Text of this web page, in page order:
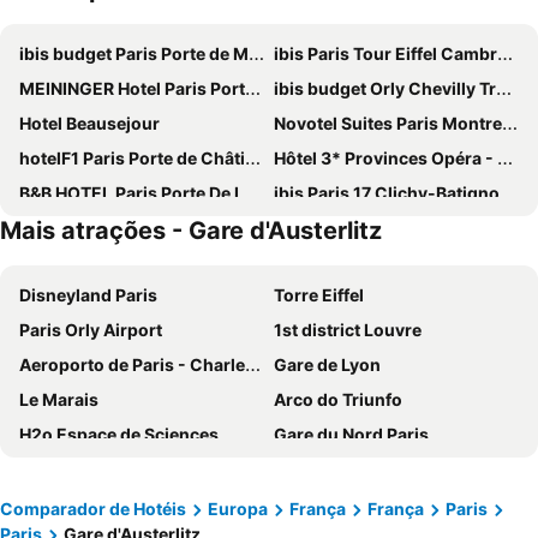
ibis budget Paris Porte de Montmartre
ibis Paris Tour Eiffel Cambronne 15ème
MEININGER Hotel Paris Porte De Vincennes
ibis budget Orly Chevilly Tram 7
Hotel Beausejour
Novotel Suites Paris Montreuil Vincennes
hotelF1 Paris Porte de Châtillon
Hôtel 3* Provinces Opéra - Vacances Bleues
B&B HOTEL Paris Porte De La Villette
ibis Paris 17 Clichy-Batignolles
ibis Budget Paris La Villette 19ème
Hôtel De Paris Opera
Novotel Paris Centre Tour Eiffel
Grand Hotel de Paris
Novotel Paris 17
Hôtel Rachel
Mercure Paris 19 Philharmonie La Villette
Exe Panorama
Comfort Hotel Paris Porte d'Ivry
Au Royal Mad
Novotel Paris Centre Gare Montparnasse
ibis Styles Paris Meteor Avenue d'Italie
ibis budget Paris Porte d'Orleans
ibis budget Paris Porte de Vincennes
Mais atrações - Gare d'Austerlitz
Disneyland Paris
Torre Eiffel
Paris Orly Airport
1st district Louvre
Aeroporto de Paris - Charles de Gaulle
Gare de Lyon
Le Marais
Arco do Triunfo
H2o Espace de Sciences
Gare du Nord Paris
Quartier Latin
8th district Élysée
Comparador de Hotéis Europa França França
Paris